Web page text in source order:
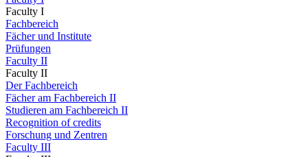
Faculty I
Fachbereich
Fächer und Institute
Prüfungen
Faculty II
Faculty II
Der Fachbereich
Fächer am Fachbereich II
Studieren am Fachbereich II
Recognition of credits
Forschung und Zentren
Faculty III